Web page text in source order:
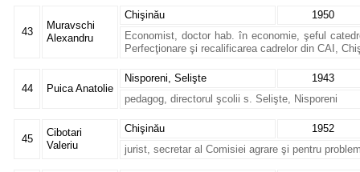
43
Muravschi
Alexandru
Chişinău
1950
Economist, doctor hab. în economie, şeful
Perfecţionare şi recalificarea cadrelor din CAI,
44 Puica Anatolie
Nisporeni, Selişte
1943
pedagog, directorul şcolii s. Selişte, Nisporeni
45
Cibotari
Valeriu
Chişinău
1952
jurist, secretar al Comisiei agrare şi pentru